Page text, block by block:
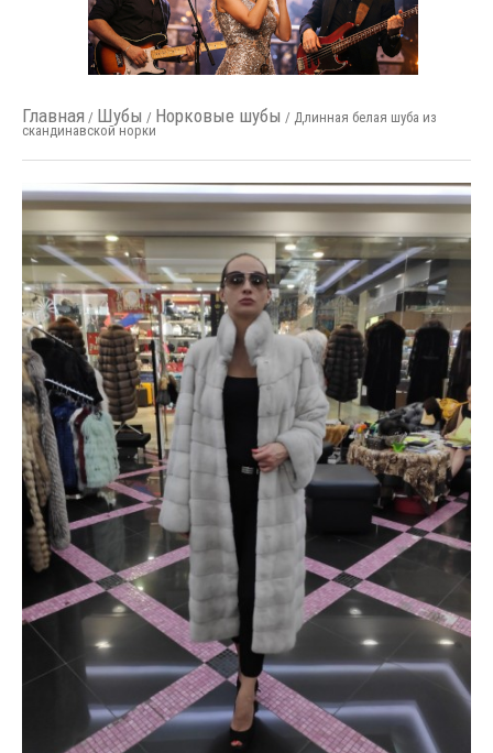
Главная / Шубы / Норковые шубы / Длинная белая шуба из
скандинавской норки